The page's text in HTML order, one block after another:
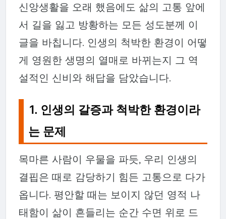
신앙생활을 오래 했음에도 삶의 고통 앞에
서 길을 잃고 방황하는 모든 성도분께 이
글을 바칩니다. 인생의 척박한 환경이 어떻
게 영원한 생명의 열매로 바뀌는지 그 역
설적인 신비와 해답을 담았습니다.
1. 인생의 갈증과 척박한 환경이라
는 문제
목마른 사람이 우물을 파듯, 우리 인생의
결핍은 때로 감당하기 힘든 고통으로 다가
옵니다. 평안할 때는 보이지 않던 영적 나
태함이 삶이 흔들리는 순간 수면 위로 드